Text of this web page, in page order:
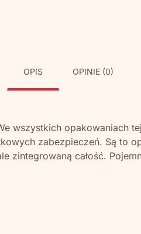
OPIS OPINIE (0)
wszystkich opakowaniach
zabezpieczeń. Są to
całość.